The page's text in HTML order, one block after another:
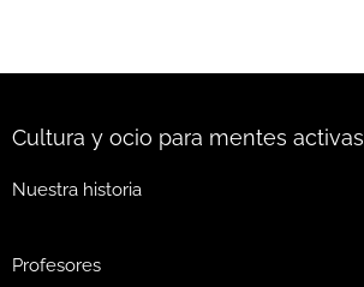
Cultura y ocio para mentes activas
Nuestra historia
Profesores